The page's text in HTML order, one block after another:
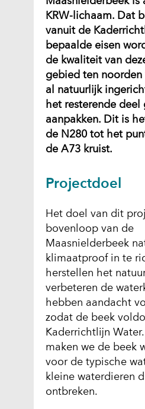
KRW-lichaam. Dat
vanuit de
bepaalde eisen
de kwaliteit van
gebied ten noorden
al natuurlijk
het resterende deel
aanpakken. Dit is
de N280 tot het
de A73 kruist.
Projectdoel
Het doel van dit
bovenloop van de
Maasnielderbeek
klimaatproof in te
herstellen het
verbeteren de
hebben aandacht
zodat de beek
Kaderrichtlijn
maken we de beek
voor de typische
kleine waterdieren
ontbreken.